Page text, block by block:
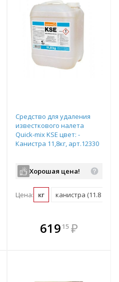
(0.2 шт)
В комплекте
всегда выгоднее!
Средство для удаления
известкового налета
Quick-mix KSE цвет: -
Канистра 11,8кг, арт.12330
Хорошая цена!
Цена: кг канистра (11.8 кг)
619 15 ₽